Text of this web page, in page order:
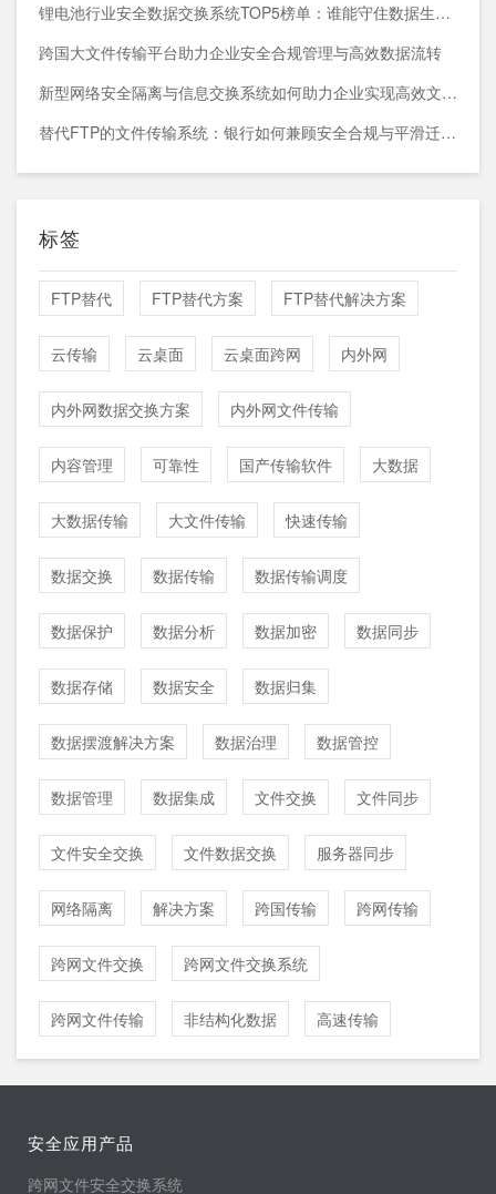
锂电池行业安全数据交换系统TOP5榜单：谁能守住数据生命线？
跨国大文件传输平台助力企业安全合规管理与高效数据流转
新型网络安全隔离与信息交换系统如何助力企业实现高效文件共享？
替代FTP的文件传输系统：银行如何兼顾安全合规与平滑迁移？
标签
FTP替代 FTP替代方案 FTP替代解决方案
云传输 云桌面 云桌面跨网 内外网
内外网数据交换方案 内外网文件传输
内容管理 可靠性 国产传输软件 大数据
大数据传输 大文件传输 快速传输
数据交换 数据传输 数据传输调度
数据保护 数据分析 数据加密 数据同步
数据存储 数据安全 数据归集
数据摆渡解决方案 数据治理 数据管控
数据管理 数据集成 文件交换 文件同步
文件安全交换 文件数据交换 服务器同步
网络隔离 解决方案 跨国传输 跨网传输
跨网文件交换 跨网文件交换系统
跨网文件传输 非结构化数据 高速传输
安全应用产品
跨网文件安全交换系统